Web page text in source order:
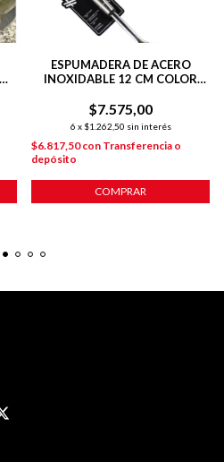
ESPUMADERA DE ACERO
INOXIDABLE 12 CM COLOR
$7.575,00
6 x $1.262,50 sin interés
$6.817,50con Transferencia o
depósito
COMPRAR